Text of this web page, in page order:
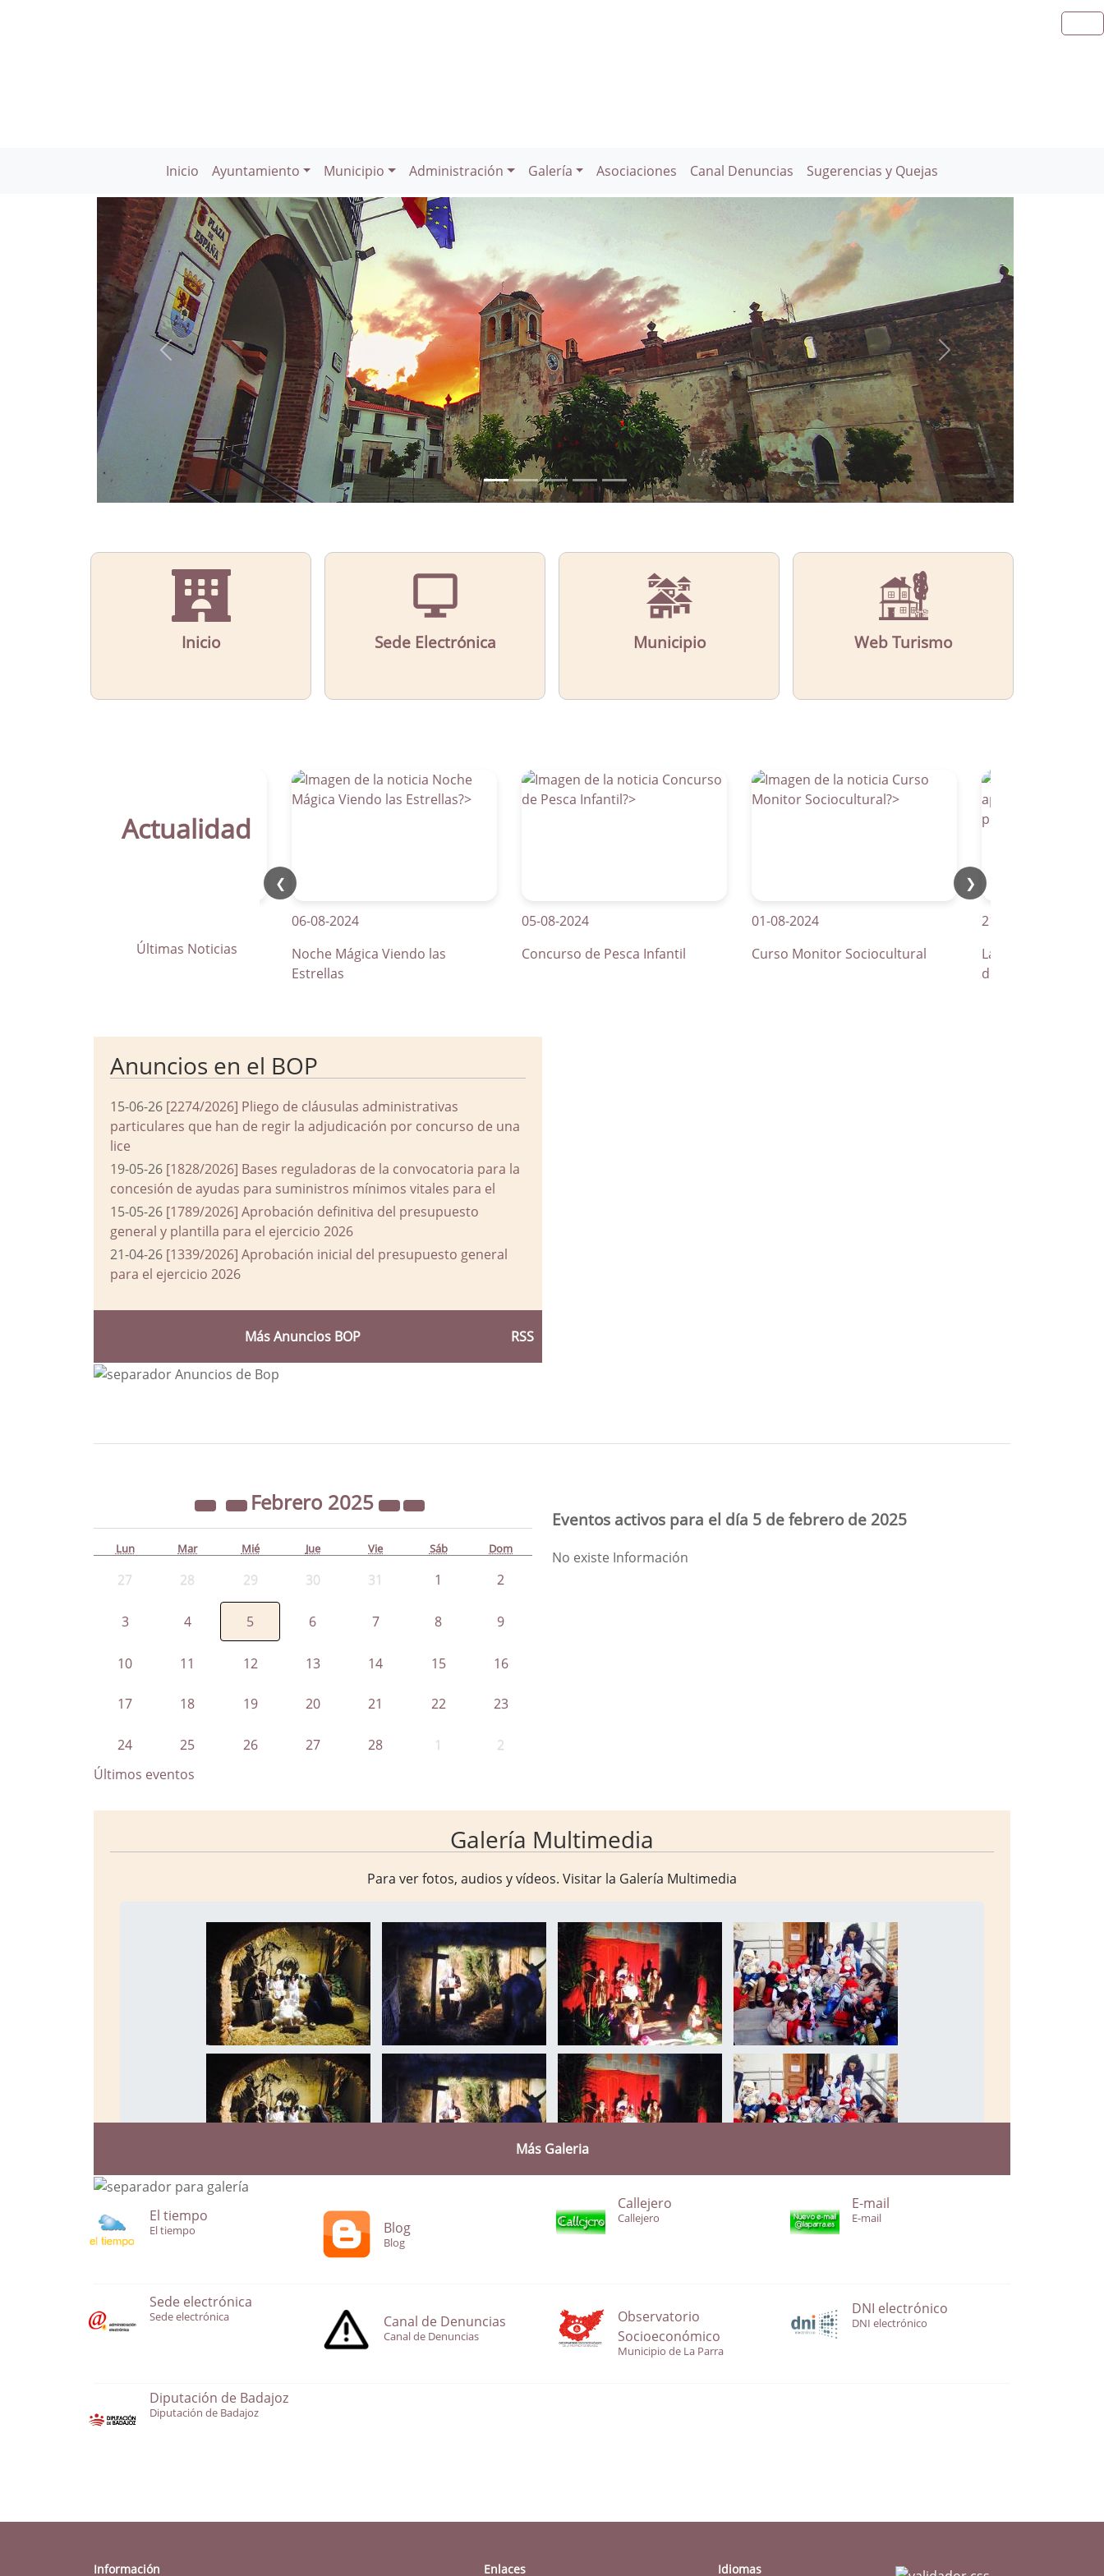
Inicio Ayuntamiento Municipio Administración Galería Asociaciones Canal Denuncias Sugerencias y Quejas
Inicio Sede Electrónica Municipio Web Turismo
Actualidad
Últimas Noticias
❮ ❯
La Parra apuesta por los pasos
06-08-2024
Noche Mágica Viendo las
Estrellas
05-08-2024
Concurso de Pesca Infantil
01-08-2024
Curso Monitor Sociocultural
21-04-2026
La Parra apuesta por
de peatones inteligentes
Anuncios en el BOP
15-06-26 [2274/2026] Pliego de cláusulas administrativas
particulares que han de regir la adjudicación por concurso de una
lice
19-05-26 [1828/2026] Bases reguladoras de la convocatoria para la
concesión de ayudas para suministros mínimos vitales para el
15-05-26 [1789/2026] Aprobación definitiva del presupuesto
general y plantilla para el ejercicio 2026
21-04-26 [1339/2026] Aprobación inicial del presupuesto general
para el ejercicio 2026
Más Anuncios BOP RSS
Febrero 2025
Lun Mar Mié Jue Vie Sáb Dom
27 28 29 30 31 1 2
3 4 5 6 7 8 9
10 11 12 13 14 15 16
17 18 19 20 21 22 23
24 25 26 27 28 1 2
Eventos activos para el día 5 de febrero de 2025
No existe Información
Últimos eventos
Galería Multimedia
Para ver fotos, audios y vídeos. Visitar la Galería Multimedia
Más Galeria
El tiempo
El tiempo Blog
Blog
Callejero
Callejero
E-mail
E-mail
Sede electrónica
Sede electrónica Canal de Denuncias
Canal de Denuncias
Observatorio
Socioeconómico
Municipio de La Parra
DNI electrónico
DNI electrónico
Diputación de Badajoz
Diputación de Badajoz
Información Enlaces Idiomas